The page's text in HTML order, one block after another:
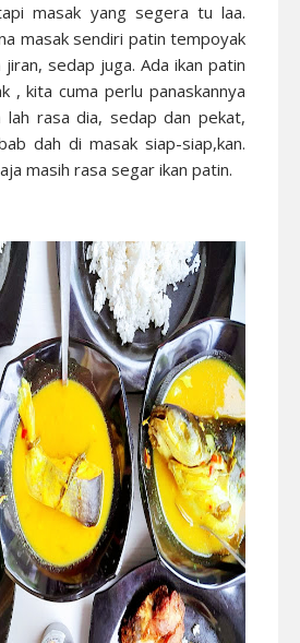
masak yang segera tu laa.
masak sendiri patin tempoyak
sedap juga. Ada ikan patin
, kita cuma perlu panaskannya
lah rasa dia, sedap dan pekat,
dah di masak siap-siap,kan.
masih rasa segar ikan patin.